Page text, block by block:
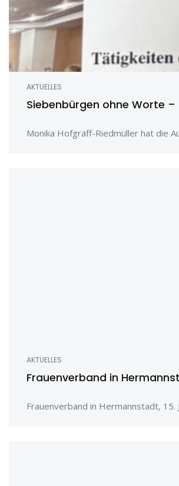
AKTUELLES
Siebenbürgen ohne Worte
Monika Hofgräff-Riedmüller hat die
AKTUELLES
Frauenverband in
Frauenverband in Hermannstadt,